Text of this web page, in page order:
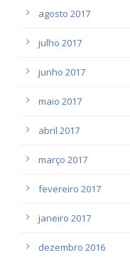
agosto 2017
julho 2017
junho 2017
maio 2017
abril 2017
março 2017
fevereiro 2017
janeiro 2017
dezembro 2016